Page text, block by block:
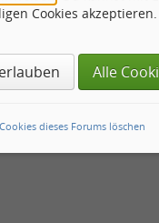
meinung
Cookies akzeptieren.
Alle
dieses Forums löschen